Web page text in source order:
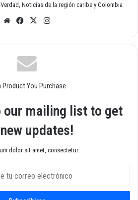
Noticias de la región caribe y Colombia
Siti
we
b
Fac
ok
X
am
Product You Purchase
our mailing list to get
updates!
dolor sit amet, consectetur.